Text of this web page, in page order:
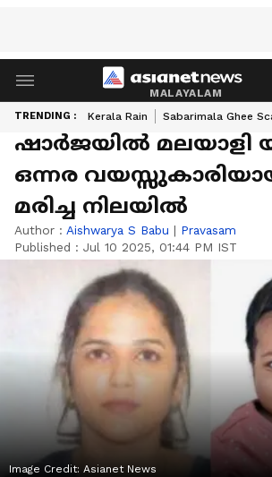
MALAYALAM
TRENDING : Kerala Rain Sabarimala Ghee
ഷാർജയിൽ
ഒന്നര
മരിച്ച നിലയിൽ
Author : Aishwarya S Babu | Pravasam
Published : Jul 10 2025, 01:44 PM IST
Image Credit: Asianet News